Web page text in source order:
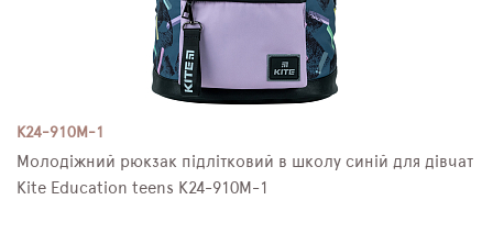
K24-910M-1
Молодіжний рюкзак підлітковий в школу синій для дівчат
Kite Education teens K24-910M-1